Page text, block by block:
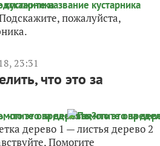
пожалуйста,
23:31
что это за
дерево 1 — листья дерево 2
Помогите